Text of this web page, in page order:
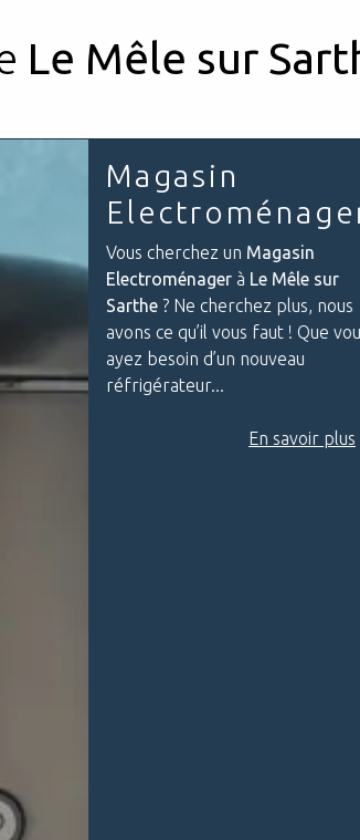
Le Mêle sur
Magasin
Electroménager
Vous cherchez unMagasin
ElectroménageràLe Mêle sur
? Ne cherchez plus, nous
avons ce qu’il vous faut ! Que vous
ayez besoin d’un nouveau
réfrigérateur...
En savoir plus